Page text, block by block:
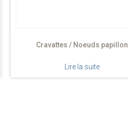
Cravattes / Noeuds papillon
Lire la suite